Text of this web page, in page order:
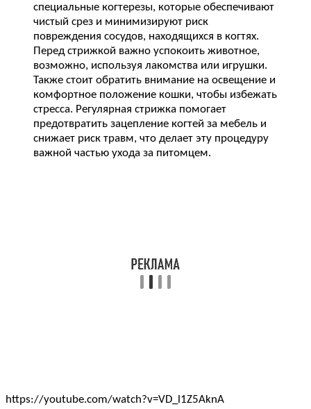
специальные когтерезы, которые обеспечивают
чистый срез и минимизируют риск
повреждения сосудов, находящихся в когтях.
Перед стрижкой важно успокоить животное,
возможно, используя лакомства или игрушки.
Также стоит обратить внимание на освещение и
комфортное положение кошки, чтобы избежать
стресса. Регулярная стрижка помогает
предотвратить зацепление когтей за мебель и
снижает риск травм, что делает эту процедуру
важной частью ухода за питомцем.
https://youtube.com/watch?v=VD_l1Z5AknA